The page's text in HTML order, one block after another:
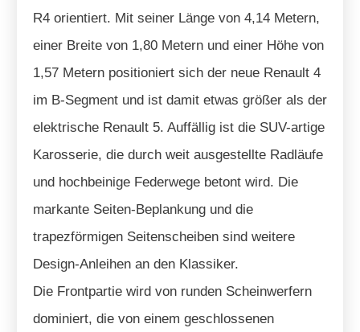
R4 orientiert. Mit seiner Länge von 4,14 Metern,
einer Breite von 1,80 Metern und einer Höhe von
1,57 Metern positioniert sich der neue Renault 4
im B-Segment und ist damit etwas größer als der
elektrische Renault 5. Auffällig ist die SUV-artige
Karosserie, die durch weit ausgestellte Radläufe
und hochbeinige Federwege betont wird. Die
markante Seiten-Beplankung und die
trapezförmigen Seitenscheiben sind weitere
Design-Anleihen an den Klassiker.
Die Frontpartie wird von runden Scheinwerfern
dominiert, die von einem geschlossenen